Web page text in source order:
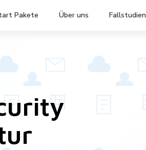
Pakete Über uns Fallstudien